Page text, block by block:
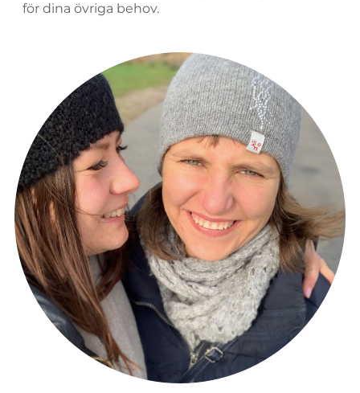
för dina övriga behov.